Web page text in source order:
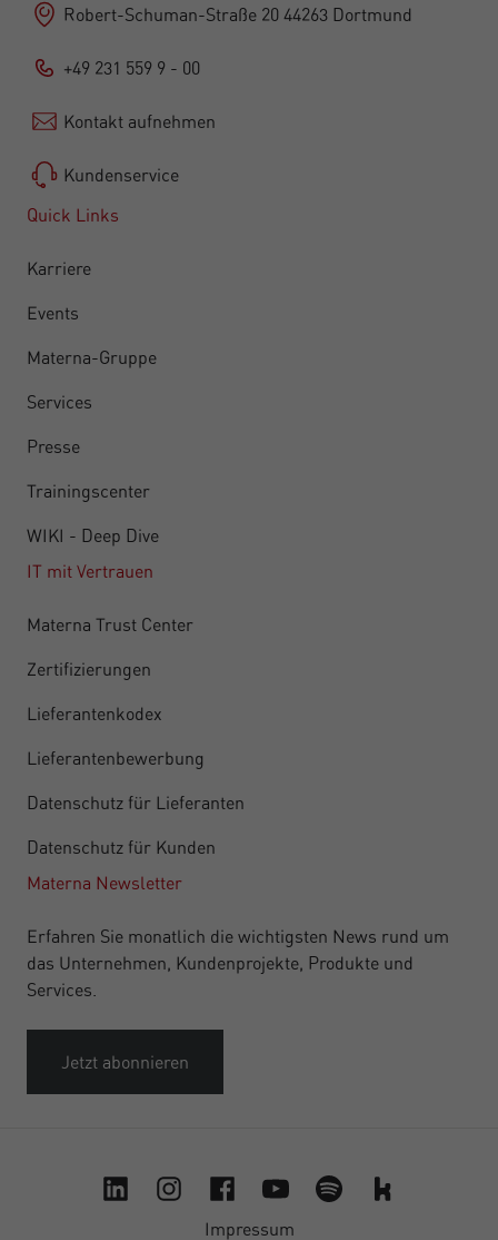
Robert-Schuman-Straße 20 44263 Dortmund
+49 231 559 9 - 00
Kontakt aufnehmen
Kundenservice
Quick Links
Karriere
Events
Materna-Gruppe
Services
Presse
Trainingscenter
WIKI - Deep Dive
IT mit Vertrauen
Materna Trust Center
Zertifizierungen
Lieferantenkodex
Lieferantenbewerbung
Datenschutz für Lieferanten
Datenschutz für Kunden
Materna Newsletter
Erfahren Sie monatlich die wichtigsten News rund um
das Unternehmen, Kundenprojekte, Produkte und
Services.
Jetzt abonnieren
Impressum